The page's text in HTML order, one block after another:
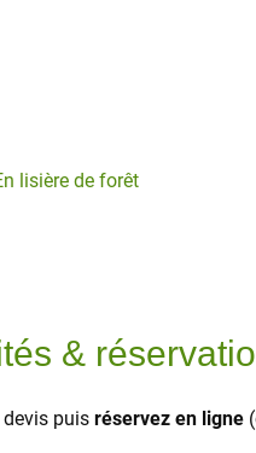
lisière de forêt
&
devis puis réservez en ligne